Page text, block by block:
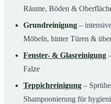
Räume, Böden &
Grundreinigung –
Möbeln, hinter Türen &
Fenster- & Glasreinigung
Falze
Teppichreinigung –
Shampoonierung für